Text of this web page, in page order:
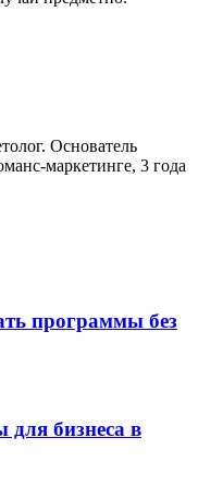
Основатель
маркетинге, 3 года
программы без
для бизнеса в